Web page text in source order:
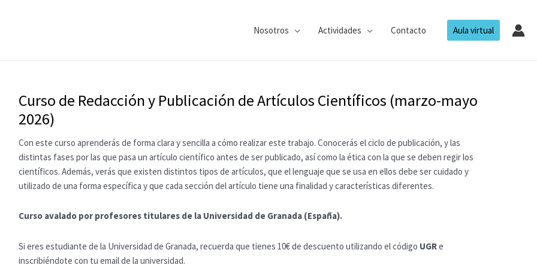
Nosotros Actividades Contacto Aula virtual
Curso de Redacción y Publicación de Artículos Científicos (marzo-mayo
2026)
Con este curso aprenderás de forma clara y sencilla a cómo realizar este trabajo. Conocerás el ciclo de publicación, y las
distintas fases por las que pasa un artículo científico antes de ser publicado, así como la ética con la que se deben regir los
científicos. Además, verás que existen distintos tipos de artículos, que el lenguaje que se usa en ellos debe ser cuidado y
utilizado de una forma específica y que cada sección del artículo tiene una finalidad y características diferentes.
Curso avalado por profesores titulares de la Universidad de Granada (España).
Si eres estudiante de la Universidad de Granada, recuerda que tienes 10€ de descuento utilizando el código UGRe
inscribiéndote con tu email de la universidad.